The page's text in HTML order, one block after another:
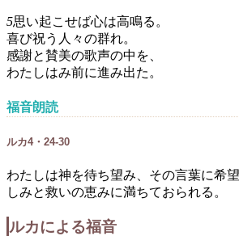
5思い起こせば心は高鳴る。
喜び祝う人々の群れ。
感謝と賛美の歌声の中を、
わたしはみ前に進み出た。
福音朗読
ルカ4・24-30
わたしは神を待ち望み、その言葉に希
しみと救いの恵みに満ちておられる。
ルカによる福音